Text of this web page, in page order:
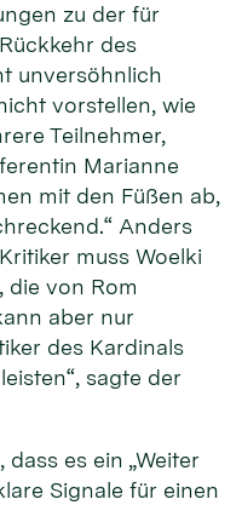
zu der für
des
unversöhnlich
vorstellen, wie
Teilnehmer,
Marianne
mit den Füßen ab,
Anders
muss Woelki
die von Rom
aber nur
des Kardinals
sagte der
es ein „Weiter
Signale für einen